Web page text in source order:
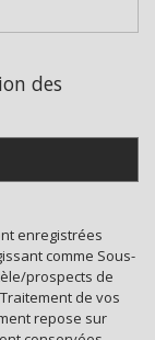
des
enregistrées
comme Sous-
prospects de
de vos
repose sur